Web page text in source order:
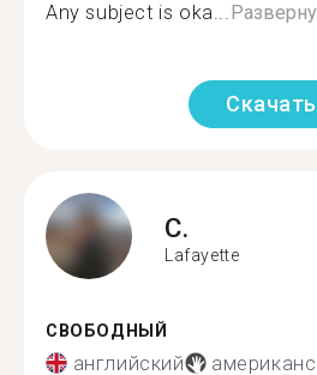
Any subject is oka...
C.
Lafayette
СВОБОДНЫЙ
английский